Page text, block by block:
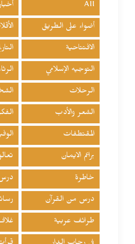
All
أضواء على الطريق
الافتتاحية
التوجيه الإسلامي
الرحلات
الشعر والأدب
المقتطفات
براعم الايمان
خاطرة
درس من القرآن
طرائف عربية